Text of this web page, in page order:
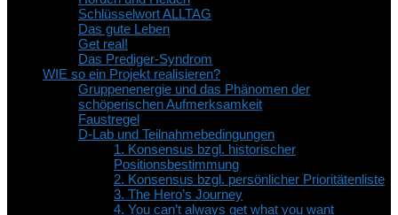
Schlüsselwort ALLTAG
Das gute Leben
Get real!
Das Prediger-Syndrom
WIE so ein Projekt realisieren?
Gruppenenergie und das Phänomen der
schöperischen Aufmerksamkeit
Faustregel
D-Lab und Teilnahmebedingungen
1. Konsensus bzgl. historischer
Positionsbestimmung
2. Konsensus bzgl. persönlicher Prioritätenliste
3. The Hero’s Journey
4. You can’t always get what you want